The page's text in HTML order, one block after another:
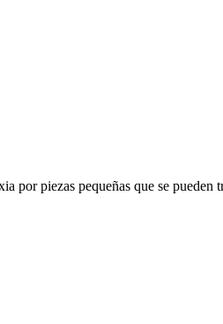
por piezas pequeñas que se pueden